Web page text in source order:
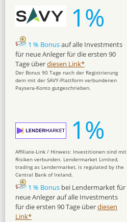
1%
1 % Bonusauf alle Investments
für neue Anleger für die ersten 90
Tage überdiesen Link*
Der Bonus 90 Tage nach der Registrierung
dem mit der SAVY-Plattform verbundenen
Paysera-Konto gutgeschrieben.
1%
Affiliate-Link / Hinweis: Investitionen sind mit
Risiken verbunden. Lendermarket Limited,
trading as Lendermarket, is regulated by the
Central Bank of Ireland.
1 % Bonus bei Lendermarket für
neue Anleger auf alle Investments
für die ersten 90 Tage überdiesen
Link*